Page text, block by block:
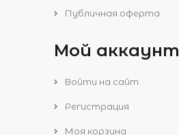
Публичная оферта
Мой аккаунт
Войти на сайт
Регистрация
Моя корзина